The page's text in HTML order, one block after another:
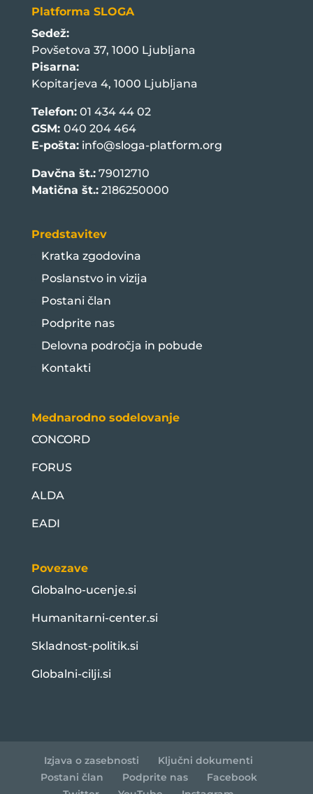
Platforma SLOGA
Sedež:
Povšetova 37, 1000 Ljubljana
Pisarna:
Kopitarjeva 4, 1000 Ljubljana
Telefon:01 434 44 02
GSM: 040 204 464
E-pošta: info@sloga-platform.org
Davčna št.:79012710
Matična št.:2186250000
Predstavitev
Kratka zgodovina
Poslanstvo in vizija
Postani član
Podprite nas
Delovna področja in pobude
Kontakti
Mednarodno sodelovanje
CONCORD
FORUS
ALDA
EADI
Povezave
Globalno-ucenje.si
Humanitarni-center.si
Skladnost-politik.si
Globalni-cilji.si
Izjava o zasebnosti
Ključni dokumenti
Postani član
Podprite nas
Facebook